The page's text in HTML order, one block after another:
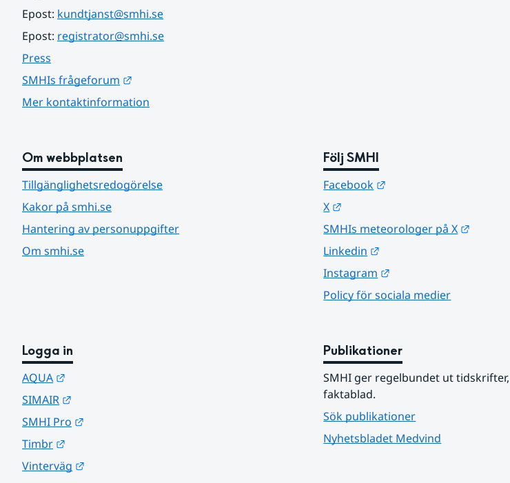
Epost: kundtjanst@smhi.se
Epost: registrator@smhi.se
Press
SMHIs frågeforum
Mer kontaktinformation
Om webbplatsen
Tillgänglighetsredogörelse
Kakor på smhi.se
Hantering av personuppgifter
Om smhi.se
Följ SMHI
Facebook
X
SMHIs meteorologer på X
Linkedin
Instagram
Policy för sociala medier
Logga in
AQUA
SIMAIR
SMHI Pro
Timbr
Vinterväg
Publikationer
SMHI ger regelbundet ut
faktablad.
Sök publikationer
Nyhetsbladet Medvind